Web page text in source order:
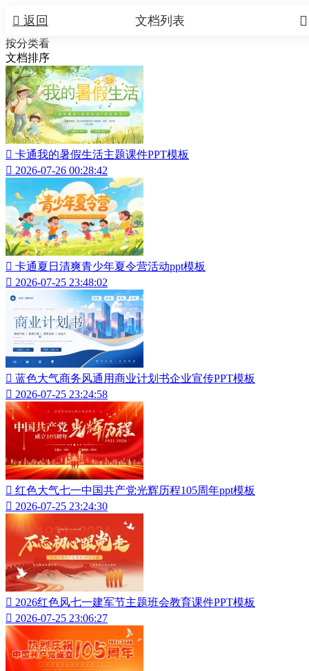
 返回 
文档列表
按分类看
文档排序
 卡通我的暑假生活主题课件PPT模板
 2026-07-26 00:28:42
 卡通夏日清爽青少年夏令营活动ppt模板
 2026-07-25 23:48:02
 蓝色大气商务风通用商业计划书企业宣传PPT模板
 2026-07-25 23:24:58
 红色大气七一中国共产党光辉历程105周年ppt模板
 2026-07-25 23:24:30
 2026红色风七一建军节主题班会教育课件PPT模板
 2026-07-25 23:06:27